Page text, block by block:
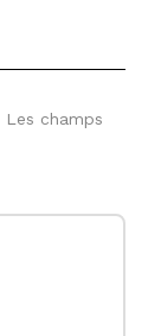
Les champs